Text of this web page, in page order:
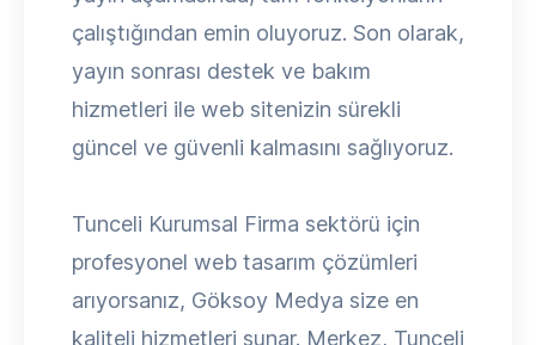
çalıştığından emin oluyoruz. Son olarak,
yayın sonrası destek ve bakım
hizmetleri ile web sitenizin sürekli
güncel ve güvenli kalmasını sağlıyoruz.
Tunceli Kurumsal Firma sektörü için
profesyonel web tasarım çözümleri
arıyorsanız, Göksoy Medya size en
kaliteli hizmetleri sunar. Merkez, Tunceli